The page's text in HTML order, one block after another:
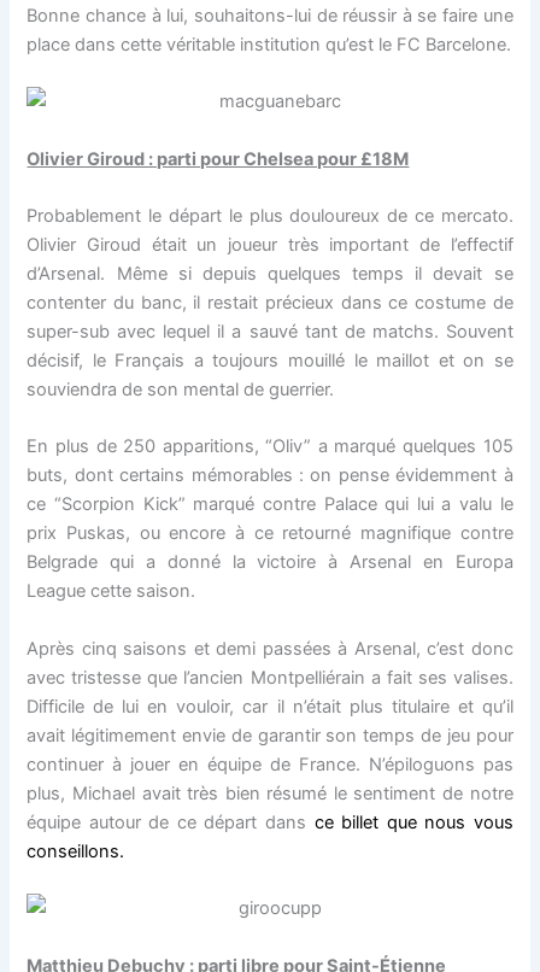
Bonne chance à lui, souhaitons-lui de réussir à se faire une
place dans cette véritable institution qu’est le FC Barcelone.
Olivier Giroud : parti pour Chelsea pour £18M
Probablement le départ le plus douloureux de ce mercato.
Olivier Giroud était un joueur très important de l’effectif
d’Arsenal. Même si depuis quelques temps il devait se
contenter du banc, il restait précieux dans ce costume de
super-sub avec lequel il a sauvé tant de matchs. Souvent
décisif, le Français a toujours mouillé le maillot et on se
souviendra de son mental de guerrier.
En plus de 250 apparitions, “Oliv” a marqué quelques 105
buts, dont certains mémorables : on pense évidemment à
ce “Scorpion Kick” marqué contre Palace qui lui a valu le
prix Puskas, ou encore à ce retourné magnifique contre
Belgrade qui a donné la victoire à Arsenal en Europa
League cette saison.
Après cinq saisons et demi passées à Arsenal, c’est donc
avec tristesse que l’ancien Montpelliérain a fait ses valises.
Difficile de lui en vouloir, car il n’était plus titulaire et qu’il
avait légitimement envie de garantir son temps de jeu pour
continuer à jouer en équipe de France. N’épiloguons pas
plus, Michael avait très bien résumé le sentiment de notre
équipe autour de ce départ dans ce billet que nous vous
conseillons.
Matthieu Debuchy : parti libre pour Saint-Étienne